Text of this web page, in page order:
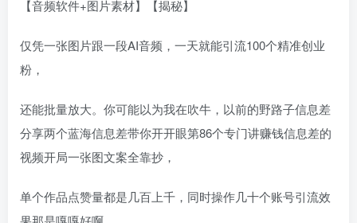
仅凭一张图片跟一段AI音频，一天就能引流100个精准创业
粉，
还能批量放大。你可能以为我在吹牛，以前的野路子信息差
分享两个蓝海信息差带你开开眼第86个专门讲赚钱信息差的
视频开局一张图文案全靠抄，
单个作品点赞量都是几百上千，同时操作几十个账号引流效